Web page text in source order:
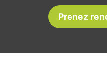
Prenez